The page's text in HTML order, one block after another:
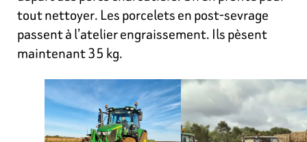
tout nettoyer. Les porcelets en post-sevrage
passent à l’atelier engraissement. Ils pèsent
maintenant 35 kg.